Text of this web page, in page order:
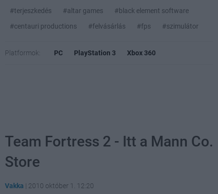
#terjeszkedés
#altar games
#black element software
#centauri productions
#felvásárlás #fps #szimulátor
Platformok: PC PlayStation 3 Xbox 360
Team Fortress 2 - Itt a Mann Co.
Store
Vakka | 2010 október 1. 12:20